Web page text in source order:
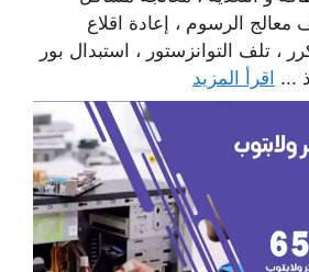
معالج الرسوم ، إعادة اقلاع
، تلف التوانزستور ، استبدال بور
... اقرأ المزيد